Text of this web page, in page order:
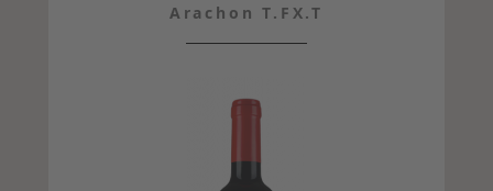
Arachon T.FX.T